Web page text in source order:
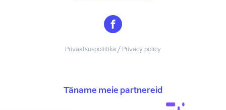
Privaatsuspoliitika / Privacy policy
Täname meie partnereid